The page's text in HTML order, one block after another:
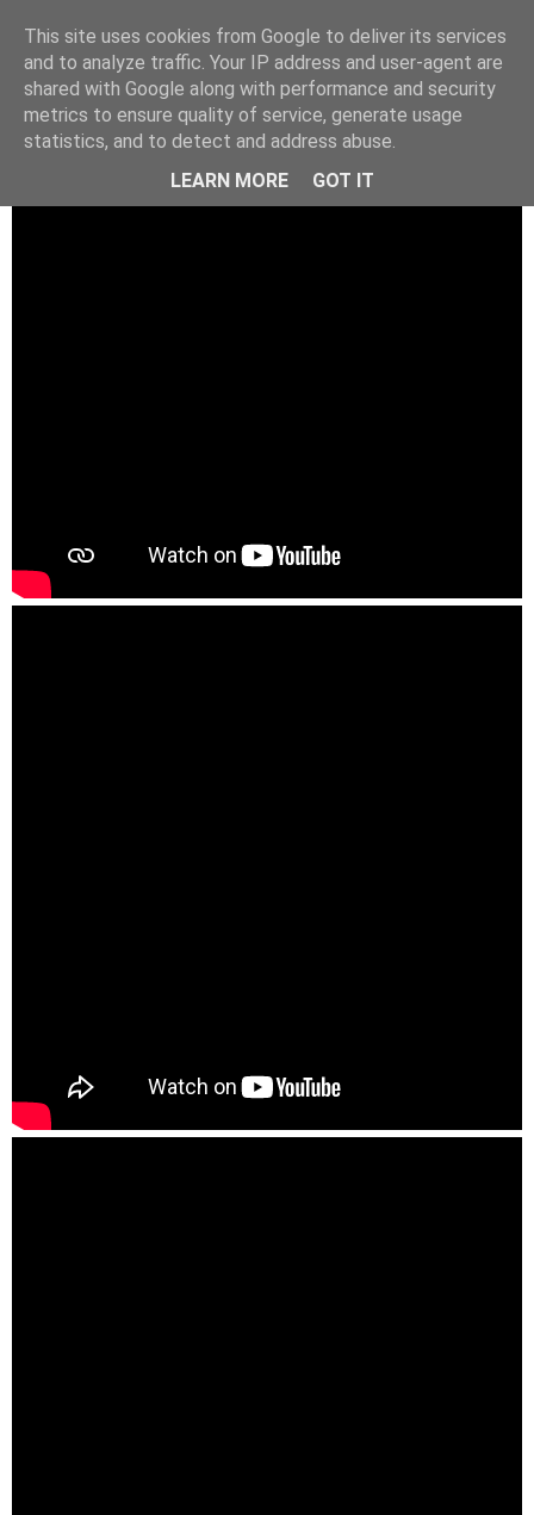
This site uses cookies from Google to deliver its services
and to analyze traffic. Your IP address and user-agent are
shared with Google along with performance and security
metrics to ensure quality of service, generate usage
statistics, and to detect and address abuse.
LEARN MORE
GOT IT